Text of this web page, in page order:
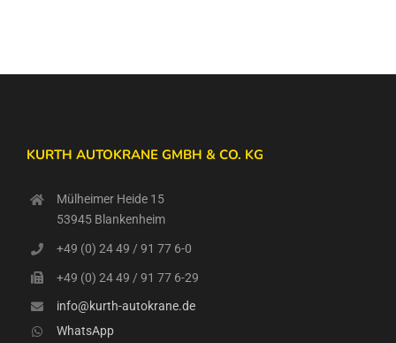
KURTH AUTOKRANE GMBH & CO. KG
Mülheimer Heide 15
53945 Blankenheim
+49 (0) 24 49 / 91 77 6-0
+49 (0) 24 49 / 91 77 6-29
info@kurth-autokrane.de
WhatsApp